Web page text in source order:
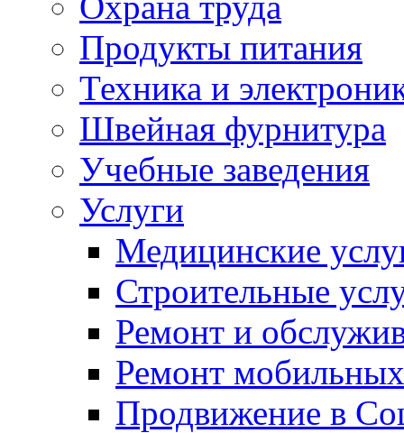
Продукты питания
Техника и
Швейная фурнитура
Учебные заведения
Услуги
Медицинские
Строительные
Ремонт и
Ремонт
Продвижение в